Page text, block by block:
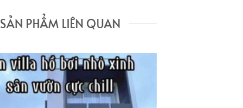
SẢN PHẨM LIÊN QUAN